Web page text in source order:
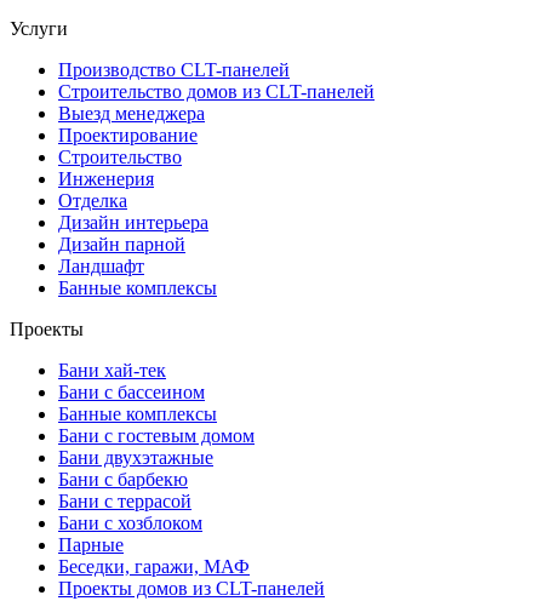
Услуги
Производство CLT-панелей
Строительство домов из CLT-панелей
Выезд менеджера
Проектирование
Строительство
Инженерия
Отделка
Дизайн интерьера
Дизайн парной
Ландшафт
Банные комплексы
Проекты
Бани хай-тек
Бани с бассеином
Банные комплексы
Бани с гостевым домом
Бани двухэтажные
Бани с барбекю
Бани с террасой
Бани с хозблоком
Парные
Беседки, гаражи, МАФ
Проекты домов из CLT-панелей